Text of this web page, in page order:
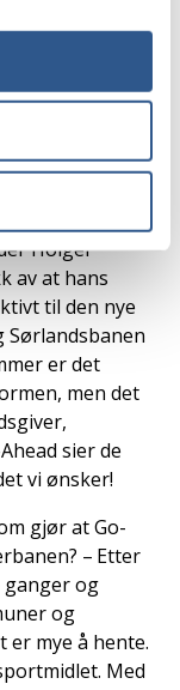
Norge AS
i den nye
i sør.
Holger
av at hans
til den nye
er det
men det
sier de
vi ønsker!
gjør at Go-
– Etter
og
og
mye å hente.
Med